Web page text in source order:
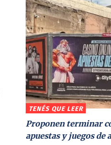
TENÉS QUE LEER
Proponen terminar
apuestas y juegos de